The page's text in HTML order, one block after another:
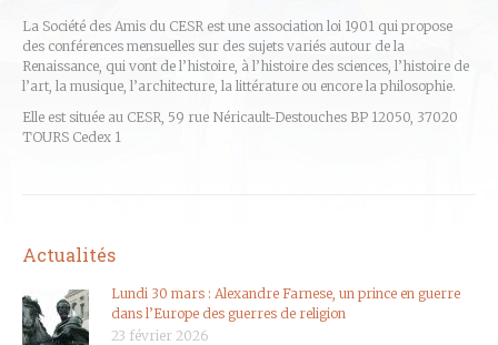
La Société des Amis du CESR est une association loi 1901 qui propose
des conférences mensuelles sur des sujets variés autour de la
Renaissance, qui vont de l’histoire, à l’histoire des sciences, l’histoire de
l’art, la musique, l’architecture, la littérature ou encore la philosophie.
Elle est située au CESR, 59 rue Néricault-Destouches BP 12050, 37020
TOURS Cedex 1
Actualités
Lundi 30 mars : Alexandre Farnese, un prince en guerre
dans l’Europe des guerres de religion
23 février 2026